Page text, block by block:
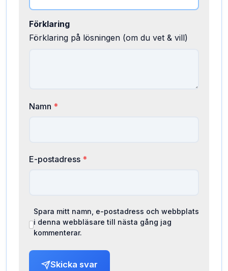
Förklaring
Förklaring på lösningen (om du vet & vill)
Namn *
E-postadress *
Spara mitt namn, e-postadress och webbplats
i denna webbläsare till nästa gång jag
kommenterar.
Skicka svar